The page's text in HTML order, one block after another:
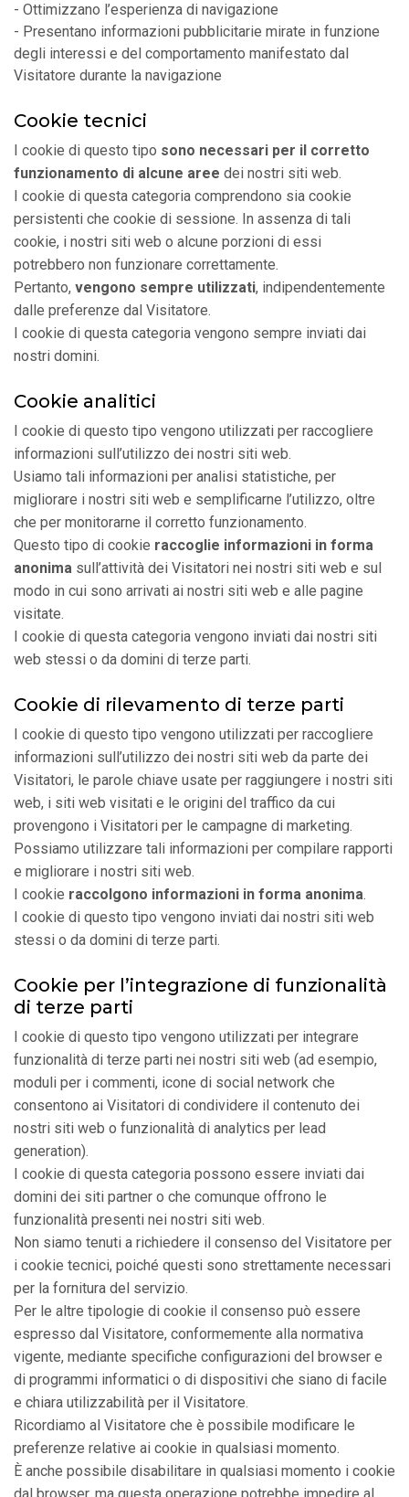
- Ottimizzano l’esperienza di navigazione
- Presentano informazioni pubblicitarie mirate in funzione
degli interessi e del comportamento manifestato dal
Visitatore durante la navigazione
Cookie tecnici
I cookie di questo tipo sono necessari per il corretto
funzionamento di alcune aree dei nostri siti web.
I cookie di questa categoria comprendono sia cookie
persistenti che cookie di sessione. In assenza di tali
cookie, i nostri siti web o alcune porzioni di essi
potrebbero non funzionare correttamente.
Pertanto, vengono sempre utilizzati, indipendentemente
dalle preferenze dal Visitatore.
I cookie di questa categoria vengono sempre inviati dai
nostri domini.
Cookie analitici
I cookie di questo tipo vengono utilizzati per raccogliere
informazioni sull’utilizzo dei nostri siti web.
Usiamo tali informazioni per analisi statistiche, per
migliorare i nostri siti web e semplificarne l’utilizzo, oltre
che per monitorarne il corretto funzionamento.
Questo tipo di cookie raccoglie informazioni in forma
anonima sull’attività dei Visitatori nei nostri siti web e sul
modo in cui sono arrivati ai nostri siti web e alle pagine
visitate.
I cookie di questa categoria vengono inviati dai nostri siti
web stessi o da domini di terze parti.
Cookie di rilevamento di terze parti
I cookie di questo tipo vengono utilizzati per raccogliere
informazioni sull’utilizzo dei nostri siti web da parte dei
Visitatori, le parole chiave usate per raggiungere i nostri siti
web, i siti web visitati e le origini del traffico da cui
provengono i Visitatori per le campagne di marketing.
Possiamo utilizzare tali informazioni per compilare rapporti
e migliorare i nostri siti web.
I cookie raccolgono informazioni in forma anonima.
I cookie di questo tipo vengono inviati dai nostri siti web
stessi o da domini di terze parti.
Cookie per l’integrazione di funzionalità
di terze parti
I cookie di questo tipo vengono utilizzati per integrare
funzionalità di terze parti nei nostri siti web (ad esempio,
moduli per i commenti, icone di social network che
consentono ai Visitatori di condividere il contenuto dei
nostri siti web o funzionalità di analytics per lead
generation).
I cookie di questa categoria possono essere inviati dai
domini dei siti partner o che comunque offrono le
funzionalità presenti nei nostri siti web.
Non siamo tenuti a richiedere il consenso del Visitatore per
i cookie tecnici, poiché questi sono strettamente necessari
per la fornitura del servizio.
Per le altre tipologie di cookie il consenso può essere
espresso dal Visitatore, conformemente alla normativa
vigente, mediante specifiche configurazioni del browser e
di programmi informatici o di dispositivi che siano di facile
e chiara utilizzabilità per il Visitatore.
Ricordiamo al Visitatore che è possibile modificare le
preferenze relative ai cookie in qualsiasi momento.
È anche possibile disabilitare in qualsiasi momento i cookie